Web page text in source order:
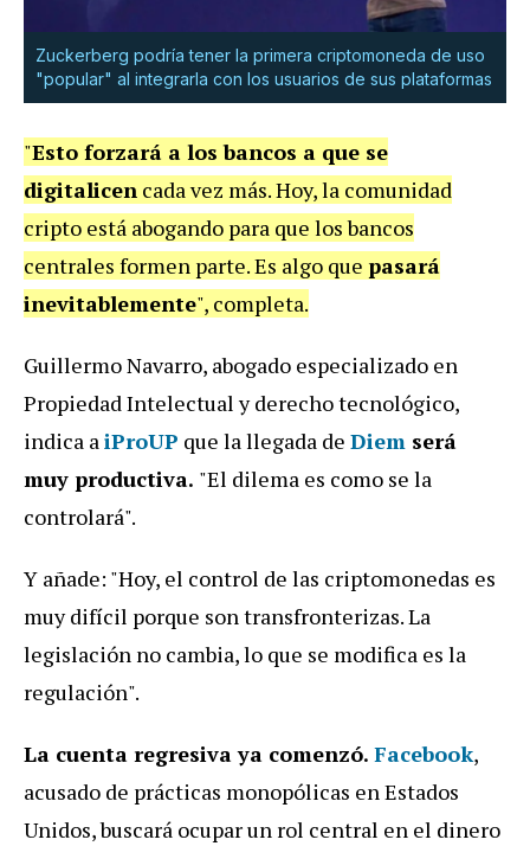
Zuckerberg podría tener la primera criptomoneda de uso
"popular" al integrarla con los usuarios de sus plataformas
"Esto forzará a los bancos a que se
digitalicen cada vez más. Hoy, la comunidad
cripto está abogando para que los bancos
centrales formen parte. Es algo que pasará
inevitablemente", completa.
Guillermo Navarro, abogado especializado en
Propiedad Intelectual y derecho tecnológico,
indica aiProUP que la llegada de Diem será
muy productiva. "El dilema es como se la
controlará".
Y añade: "Hoy, el control de las criptomonedas es
muy difícil porque son transfronterizas. La
legislación no cambia, lo que se modifica es la
regulación".
La cuenta regresiva ya comenzó. Facebook,
acusado de prácticas monopólicas en Estados
Unidos, buscará ocupar un rol central en el dinero